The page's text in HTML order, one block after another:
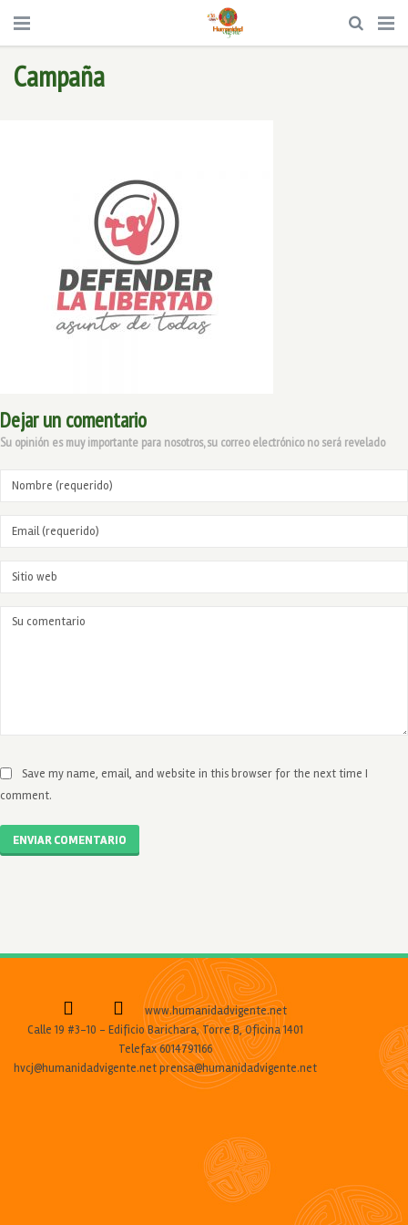
Campaña
Dejar un comentario
Su opinión es muy importante para nosotros, su correo electrónico no será revelado
Save my name, email, and website in this browser for the next time I
comment.
ENVIAR COMENTARIO
www.humanidadvigente.net
Calle 19 #3-10 - Edificio Barichara, Torre B, Oficina 1401
Telefax 6014791166
hvcj@humanidadvigente.net prensa@humanidadvigente.net